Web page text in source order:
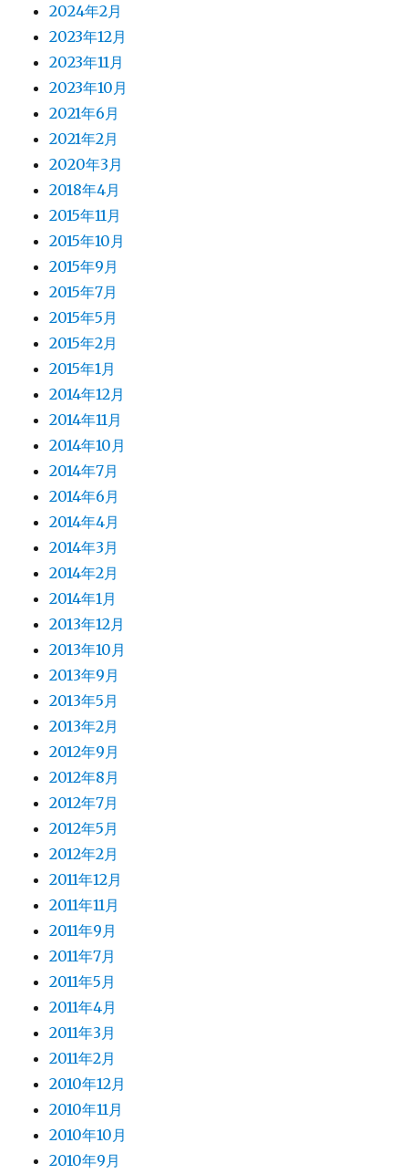
2024年2月
2023年12月
2023年11月
2023年10月
2021年6月
2021年2月
2020年3月
2018年4月
2015年11月
2015年10月
2015年9月
2015年7月
2015年5月
2015年2月
2015年1月
2014年12月
2014年11月
2014年10月
2014年7月
2014年6月
2014年4月
2014年3月
2014年2月
2014年1月
2013年12月
2013年10月
2013年9月
2013年5月
2013年2月
2012年9月
2012年8月
2012年7月
2012年5月
2012年2月
2011年12月
2011年11月
2011年9月
2011年7月
2011年5月
2011年4月
2011年3月
2011年2月
2010年12月
2010年11月
2010年10月
2010年9月